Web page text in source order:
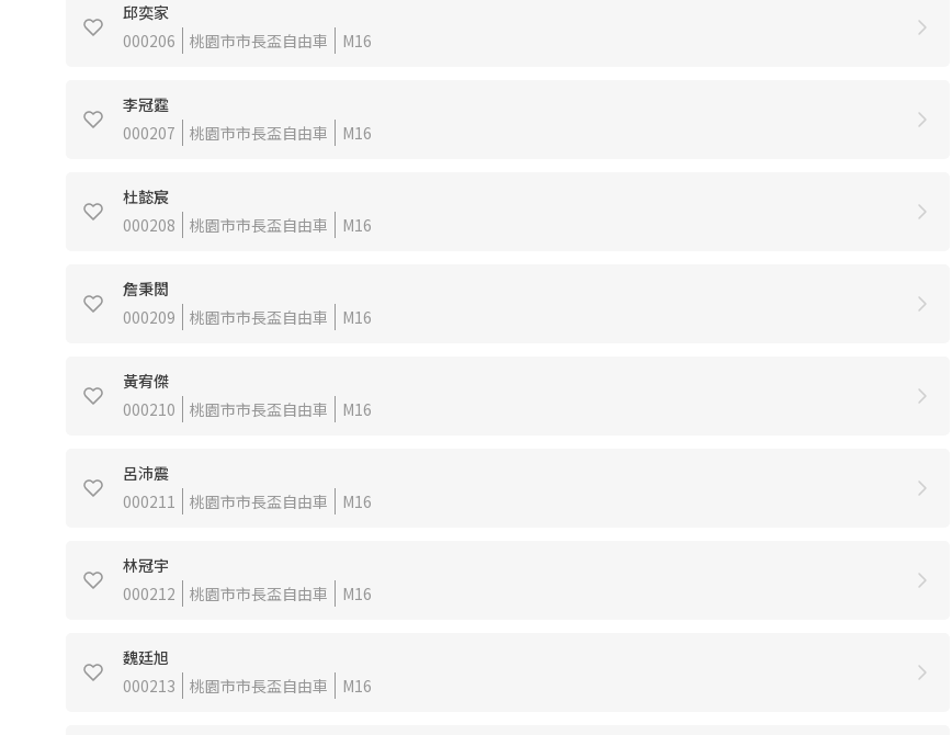
邱奕家
000206
桃園市市長盃自由車 M16
李冠霆
000207
桃園市市長盃自由車 M16
杜懿宸
000208
桃園市市長盃自由車 M16
詹秉閎
000209
桃園市市長盃自由車 M16
黃宥傑
000210
桃園市市長盃自由車 M16
呂沛震
000211
桃園市市長盃自由車 M16
林冠宇
000212
桃園市市長盃自由車 M16
魏廷旭
000213
桃園市市長盃自由車 M16